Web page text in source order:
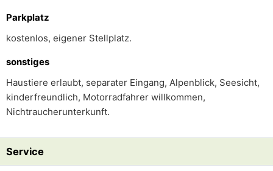
Parkplatz
kostenlos, eigener Stellplatz.
sonstiges
Haustiere erlaubt, separater Eingang, Alpenblick, Seesicht,
kinderfreundlich, Motorradfahrer willkommen,
Nichtraucherunterkunft.
Service